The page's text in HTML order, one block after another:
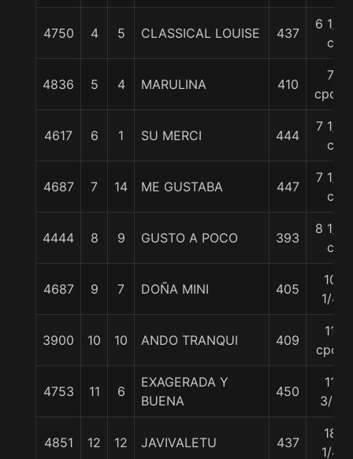
4750 4 5 CLASSICAL LOUISE 437
6 1/4
c
4836 5 4 MARULINA 410
7
cpos.
4617 6 1 SU MERCI 444
7 1/4
c
4687 7 14 ME GUSTABA 447
7 1/2
c
4444 8 9 GUSTO A POCO 393
8 1/4
c
4687 9 7 DOÑA MINI 405
10
1/4
3900 10 10 ANDO TRANQUI 409
11
cpos
4753 11 6
EXAGERADA Y
BUENA
450
11
3/4
4851 12 12 JAVIVALETU 437
18
1/4